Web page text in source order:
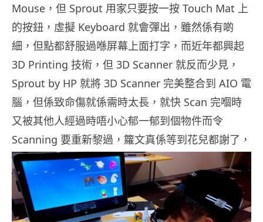
Mouse，但 Sprout 用家只要按一按 Touch Mat 上
的按鈕，虛擬 Keyboard 就會彈出，雖然係有啲
細，但點都舒服過喺屏幕上面打字，而近年都興起
3D Printing 技術，但 3D Scanner 就反而少見，
Sprout by HP 就將 3D Scanner 完美整合到 AIO 電
腦，但係致命傷就係需時太長，就快 Scan 完嗰時
又被其他人經過時唔小心郁一郁到個物件而令
Scanning 要重新黎過，籮文真係等到花兒都謝了，